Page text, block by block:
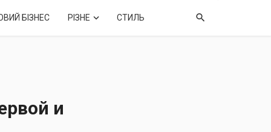
БІЗНЕС РІЗНЕ СТИЛЬ
и